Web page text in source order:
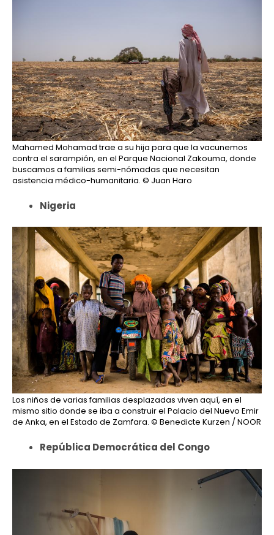
Mahamed Mohamad trae a su hija para que la vacunemos
contra el sarampión, en el Parque Nacional Zakouma, donde
buscamos a familias semi-nómadas que necesitan
asistencia médico-humanitaria. © Juan Haro
Nigeria
Los niños de varias familias desplazadas viven aquí, en el
mismo sitio donde se iba a construir el Palacio del Nuevo Emir
de Anka, en el Estado de Zamfara. © Benedicte Kurzen / NOOR
República Democrática del Congo